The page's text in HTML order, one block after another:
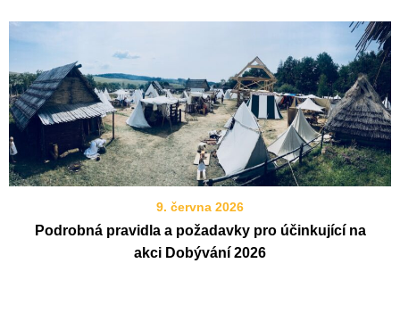
9. června 2026
Podrobná pravidla a požadavky pro účinkující na
akci Dobývání 2026